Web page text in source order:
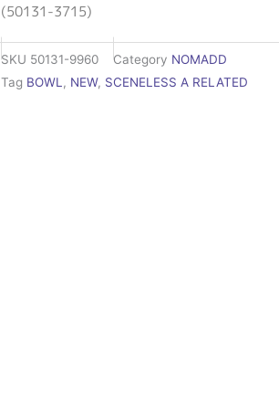
(50131-3715)
SKU 50131-9960 Category NOMADD
Tag BOWL, NEW, SCENELESS A RELATED